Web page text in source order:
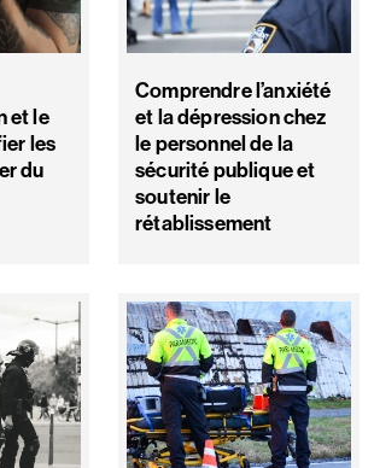
et le
les
du
Comprendre l’anxiété
et la dépression chez
le personnel de la
sécurité publique et
soutenir le
rétablissement